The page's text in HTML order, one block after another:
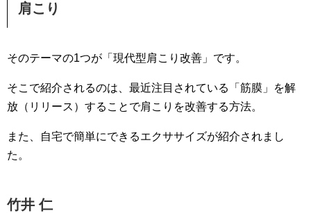
肩こり
そのテーマの1つが「現代型肩こり改善」です。
そこで紹介されるのは、最近注目されている「筋膜」を解
放（リリース）することで肩こりを改善する方法。
また、自宅で簡単にできるエクササイズが紹介されまし
た。
竹井 仁